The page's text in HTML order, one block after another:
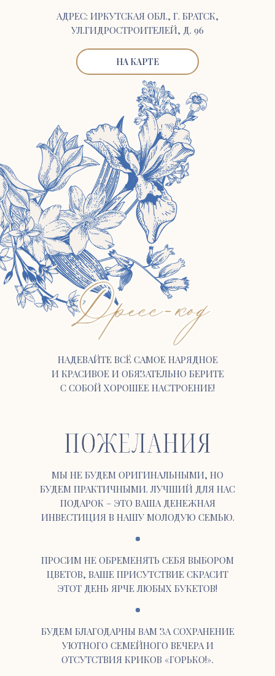
НАДЕВАЙТЕ ВСЁ САМОЕ НАРЯДНОЕ
И КРАСИВОЕ И ОБЯЗАТЕЛЬНО БЕРИТЕ
С СОБОЙ ХОРОШЕЕ НАСТРОЕНИЕ!
АДРЕС: ИРКУТСКАЯ ОБЛ., Г. БРАТСК,
УЛ.ГИДРОСТРОИТЕЛЕЙ, Д. 96
НА КАРТЕ
МЫ НЕ БУДЕМ ОРИГИНАЛЬНЫМИ, НО
БУДЕМ ПРАКТИЧНЫМИ. ЛУЧШИЙ ДЛЯ НАС
ПОДАРОК – ЭТО ВАША ДЕНЕЖНАЯ
ИНВЕСТИЦИЯ В НАШУ МОЛОДУЮ СЕМЬЮ.
ПРОСИМ НЕ ОБРЕМЕНЯТЬ СЕБЯ ВЫБОРОМ
ЦВЕТОВ, ВАШЕ ПРИСУТСТВИЕ СКРАСИТ
ЭТОТ ДЕНЬ ЯРЧЕ ЛЮБЫХ БУКЕТОВ!
БУДЕМ БЛАГОДАРНЫ ВАМ ЗА СОХРАНЕНИЕ
УЮТНОГО СЕМЕЙНОГО ВЕЧЕРА И
ОТСУТСТВИЯ КРИКОВ «ГОРЬКО!».